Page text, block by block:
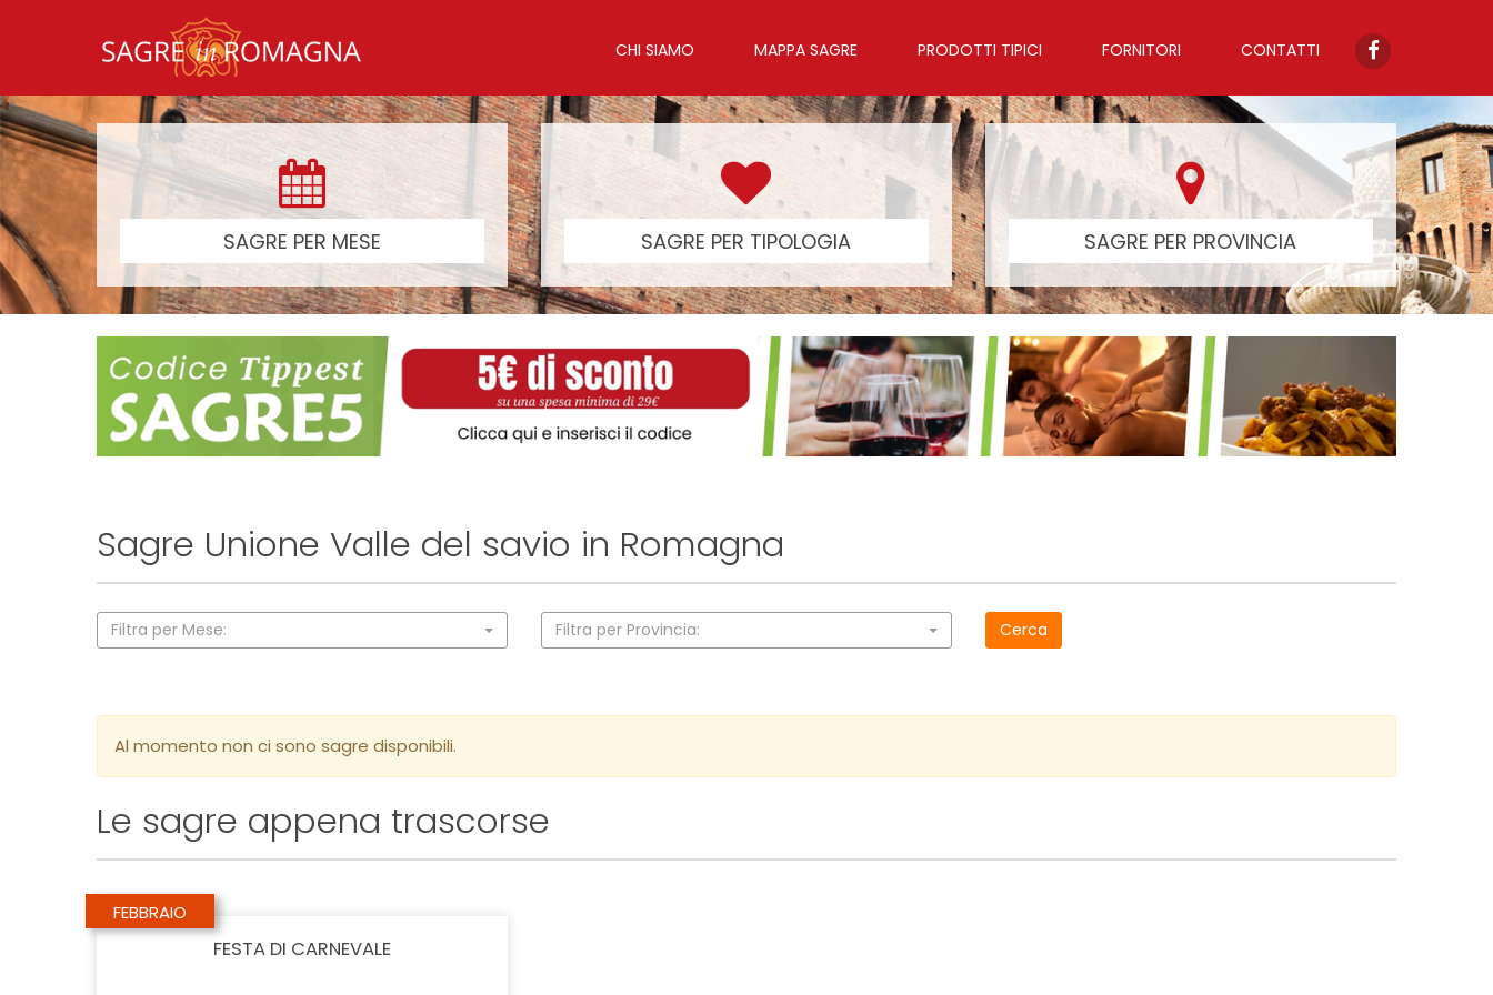
CHI SIAMO MAPPA SAGRE PRODOTTI TIPICI FORNITORI CONTATTI
SAGRE PER MESE SAGRE PER TIPOLOGIA SAGRE PER PROVINCIA
Sagre Unione Valle del savio in Romagna
Filtra per Mese: Filtra per Provincia:
Al momento non ci sono sagre disponibili.
Le sagre appena trascorse
FEBBRAIO
FESTA DI CARNEVALE